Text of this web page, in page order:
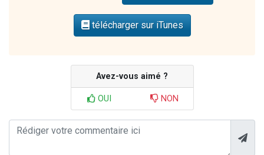
télécharger sur iTunes
Avez-vous aimé ?
OUI NON